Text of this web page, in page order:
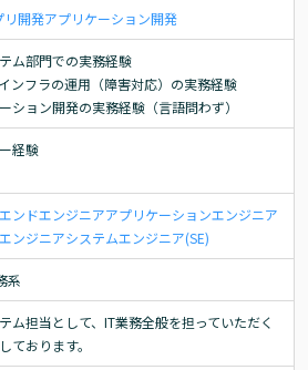
リ開発アプリケーション開発
ム部門での実務経験
ンフラの運用（障害対応）の実務経験
ション開発の実務経験（言語問わず）
経験
ンドエンジニアアプリケーションエンジニア
ンジニアシステムエンジニア(SE)
系
ム担当として、IT業務全般を担っていただく
ております。